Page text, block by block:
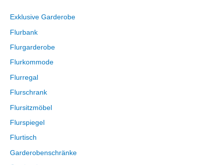
Exklusive Garderobe
Flurbank
Flurgarderobe
Flurkommode
Flurregal
Flurschrank
Flursitzmöbel
Flurspiegel
Flurtisch
Garderobenschränke